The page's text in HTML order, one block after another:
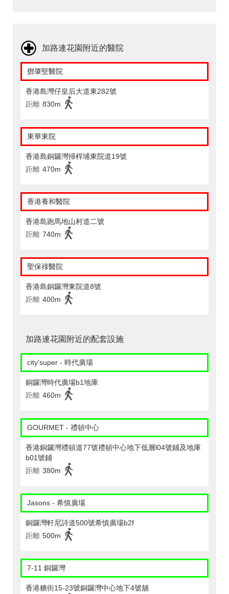
加路連花園附近的醫院
鄧肇堅醫院
香港島灣仔皇后大道東282號
距離 830m
東華東院
香港島銅鑼灣掃桿埔東院道19號
距離 470m
香港養和醫院
香港島跑馬地山村道二號
距離 740m
聖保祿醫院
香港島銅鑼灣東院道8號
距離 400m
加路連花園附近的配套設施
city'super - 時代廣場
銅鑼灣時代廣場b1地庫
距離 460m
GOURMET - 禮頓中心
香港銅鑼灣禮頓道77號禮頓中心地下低層l04號鋪及地庫
b01號鋪
距離 380m
Jasons - 希慎廣場
銅鑼灣軒尼詩道500號希慎廣場b2f
距離 500m
7-11 銅鑼灣
香港糖街15-23號銅鑼灣中心地下4號舖